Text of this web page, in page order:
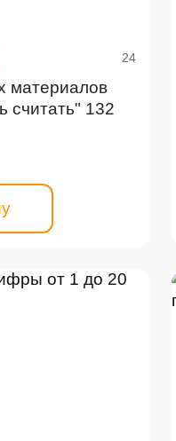
24
материалов
132